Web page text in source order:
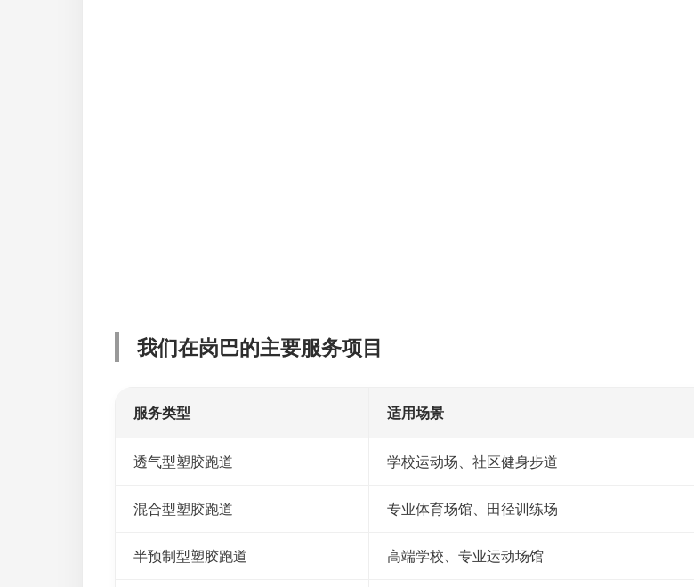
我们在岗巴的主要服务项目
服务类型 适用场景
透气型塑胶跑道 学校运动场、社区健身步道
混合型塑胶跑道 专业体育场馆、田径训练场
半预制型塑胶跑道 高端学校、专业运动场馆